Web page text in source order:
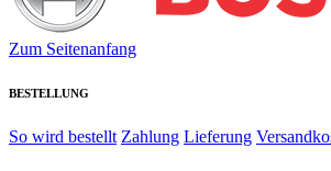
Zum Seitenanfang
BESTELLUNG
So wird bestellt Zahlung Lieferung